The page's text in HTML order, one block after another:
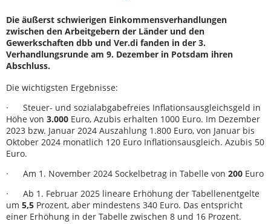
Die äußerst schwierigen Einkommensverhandlungen
zwischen den Arbeitgebern der Länder und den
Gewerkschaften dbb und Ver.di fanden in der 3.
Verhandlungsrunde am 9. Dezember in Potsdam ihren
Abschluss.
Die wichtigsten Ergebnisse:
· Steuer- und sozialabgabefreies Inflationsausgleichsgeld in
Höhe von 3.000 Euro, Azubis erhalten 1000 Euro. Im Dezember
2023 bzw. Januar 2024 Auszahlung 1.800 Euro, von Januar bis
Oktober 2024 monatlich 120 Euro Inflationsausgleich. Azubis 50
Euro.
· Am 1. November 2024 Sockelbetrag in Tabelle von 200 Euro
· Ab 1. Februar 2025 lineare Erhöhung der Tabellenentgelte
um 5,5 Prozent, aber mindestens 340 Euro. Das entspricht
einer Erhöhung in der Tabelle zwischen 8 und 16 Prozent.